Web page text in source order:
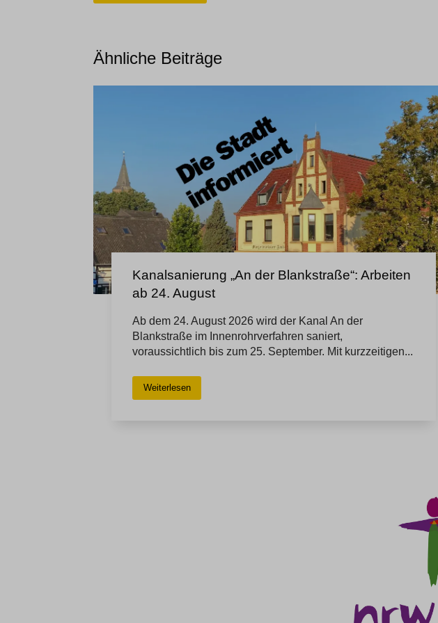
Ähnliche Beiträge
Kanalsanierung „An der Blankstraße“: Arbeiten
ab 24. August
Ab dem 24. August 2026 wird der Kanal An der
Blankstraße im Innenrohrverfahren saniert,
voraussichtlich bis zum 25. September. Mit kurzzeitigen...
Weiterlesen